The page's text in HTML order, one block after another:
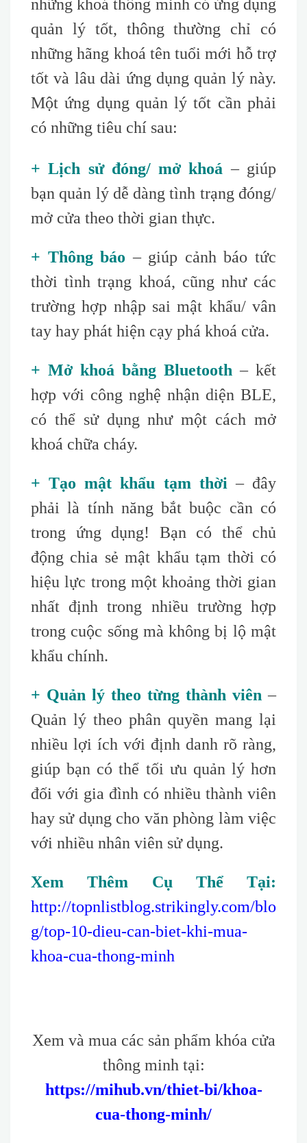
những khoá thông minh có ứng dụng
quản lý tốt, thông thường chỉ có
những hãng khoá tên tuổi mới hỗ trợ
tốt và lâu dài ứng dụng quản lý này.
Một ứng dụng quản lý tốt cần phải
có những tiêu chí sau:
+ Lịch sử đóng/ mở khoá – giúp
bạn quản lý dễ dàng tình trạng đóng/
mở cửa theo thời gian thực.
+ Thông báo – giúp cảnh báo tức
thời tình trạng khoá, cũng như các
trường hợp nhập sai mật khẩu/ vân
tay hay phát hiện cạy phá khoá cửa.
+ Mở khoá bằng Bluetooth – kết
hợp với công nghệ nhận diện BLE,
có thể sử dụng như một cách mở
khoá chữa cháy.
+ Tạo mật khẩu tạm thời – đây
phải là tính năng bắt buộc cần có
trong ứng dụng! Bạn có thể chủ
động chia sẻ mật khẩu tạm thời có
hiệu lực trong một khoảng thời gian
nhất định trong nhiều trường hợp
trong cuộc sống mà không bị lộ mật
khẩu chính.
+ Quản lý theo từng thành viên –
Quản lý theo phân quyền mang lại
nhiều lợi ích với định danh rõ ràng,
giúp bạn có thể tối ưu quản lý hơn
đối với gia đình có nhiều thành viên
hay sử dụng cho văn phòng làm việc
với nhiều nhân viên sử dụng.
Xem Thêm Cụ Thể Tại:
http://topnlistblog.strikingly.com/blo
g/top-10-dieu-can-biet-khi-mua-
khoa-cua-thong-minh
Xem và mua các sản phẩm khóa cửa
thông minh tại:
https://mihub.vn/thiet-bi/khoa-
cua-thong-minh/